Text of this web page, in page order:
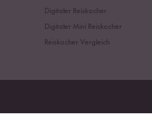
Digitaler Reiskocher
Digitaler Mini Reiskocher
Reiskocher Vergleich